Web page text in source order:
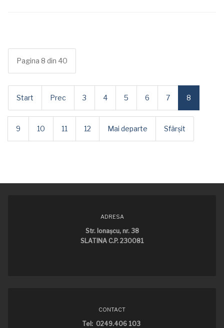
Pagina 8 din 40
Start Prec 3 4 5 6 7 8
9 10 11 12 Mai departe Sfârșit
ADRESA
Str. Ionaşcu, nr. 38
SLATINA C.P. 230081
CONTACT
Tel: 0249.406 103